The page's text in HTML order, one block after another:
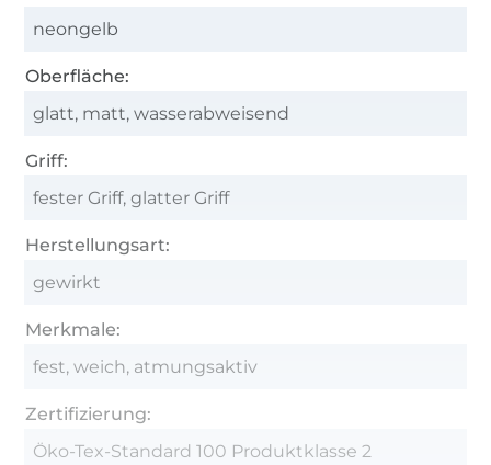
neongelb
Oberfläche:
glatt, matt, wasserabweisend
Griff:
fester Griff, glatter Griff
Herstellungsart:
gewirkt
Merkmale:
fest, weich, atmungsaktiv
Zertifizierung:
Öko-Tex-Standard 100 Produktklasse 2